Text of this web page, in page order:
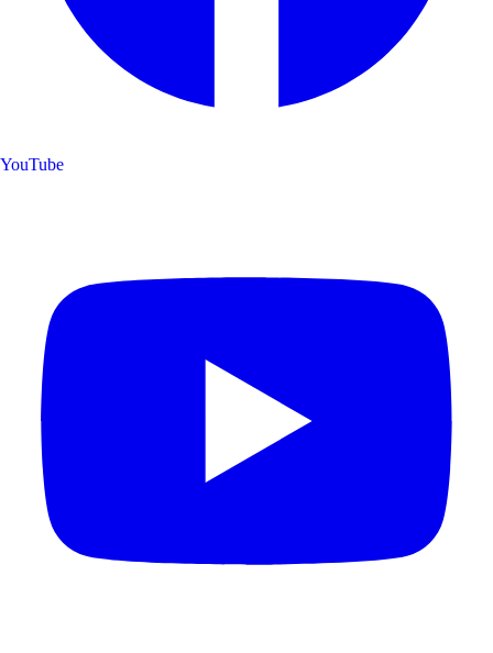
YouTube